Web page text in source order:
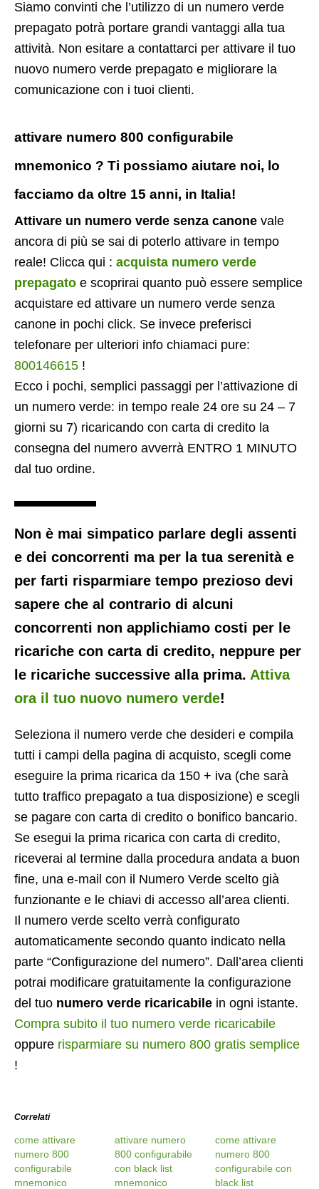
Siamo convinti che l’utilizzo di un numero verde
prepagato potrà portare grandi vantaggi alla tua
attività. Non esitare a contattarci per attivare il tuo
nuovo numero verde prepagato e migliorare la
comunicazione con i tuoi clienti.
attivare numero 800 configurabile
mnemonico ? Ti possiamo aiutare noi, lo
facciamo da oltre 15 anni, in Italia!
Attivare un numero verde senza canone vale
ancora di più se sai di poterlo attivare in tempo
reale! Clicca qui : acquista numero verde
prepagato e scoprirai quanto può essere semplice
acquistare ed attivare un numero verde senza
canone in pochi click. Se invece preferisci
telefonare per ulteriori info chiamaci pure:
800146615 !
Ecco i pochi, semplici passaggi per l’attivazione di
un numero verde: in tempo reale 24 ore su 24 – 7
giorni su 7) ricaricando con carta di credito la
consegna del numero avverrà ENTRO 1 MINUTO
dal tuo ordine.
Non è mai simpatico parlare degli assenti
e dei concorrenti ma per la tua serenità e
per farti risparmiare tempo prezioso devi
sapere che al contrario di alcuni
concorrenti non applichiamo costi per le
ricariche con carta di credito, neppure per
le ricariche successive alla prima. Attiva
ora il tuo nuovo numero verde!
Seleziona il numero verde che desideri e compila
tutti i campi della pagina di acquisto, scegli come
eseguire la prima ricarica da 150 + iva (che sarà
tutto traffico prepagato a tua disposizione) e scegli
se pagare con carta di credito o bonifico bancario.
Se esegui la prima ricarica con carta di credito,
riceverai al termine dalla procedura andata a buon
fine, una e-mail con il Numero Verde scelto già
funzionante e le chiavi di accesso all’area clienti.
Il numero verde scelto verrà configurato
automaticamente secondo quanto indicato nella
parte “Configurazione del numero”. Dall’area clienti
potrai modificare gratuitamente la configurazione
del tuo numero verde ricaricabile in ogni istante.
Compra subito il tuo numero verde ricaricabile
oppure risparmiare su numero 800 gratis semplice
!
Correlati
come attivare
numero 800
configurabile
mnemonico
attivare numero
800 configurabile
con black list
mnemonico
come attivare
numero 800
configurabile con
black list